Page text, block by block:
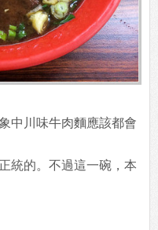
中川味牛肉麵應該都會
統的。不過這一碗，本